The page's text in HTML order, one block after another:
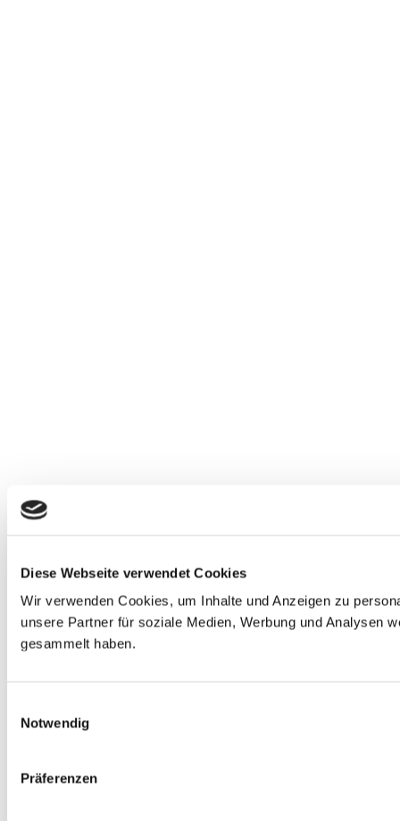
Diese Webseite verwendet Cookies
Wir verwenden Cookies, um Inhalte und Anzeigen zu
unsere Partner für soziale Medien, Werbung und Analysen
gesammelt haben.
Notwendig
Präferenzen